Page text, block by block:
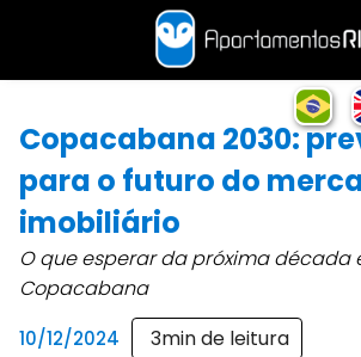
Copacabana 2030:
para o futuro do
imobiliário
O que esperar da próxima década
Copacabana
10/12/2024 3min de leitura